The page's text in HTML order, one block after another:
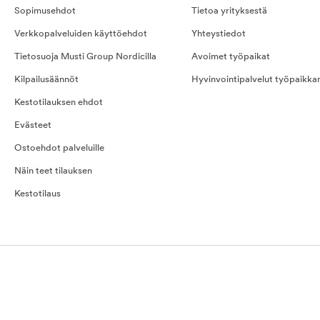
Sopimusehdot
Verkkopalveluiden käyttöehdot
Tietosuoja Musti Group Nordicilla
Kilpailusäännöt
Kestotilauksen ehdot
Evästeet
Ostoehdot palveluille
Näin teet tilauksen
Kestotilaus
Tietoa yrityksestä
Yhteystiedot
Avoimet työpaikat
Hyvinvointipalvelut